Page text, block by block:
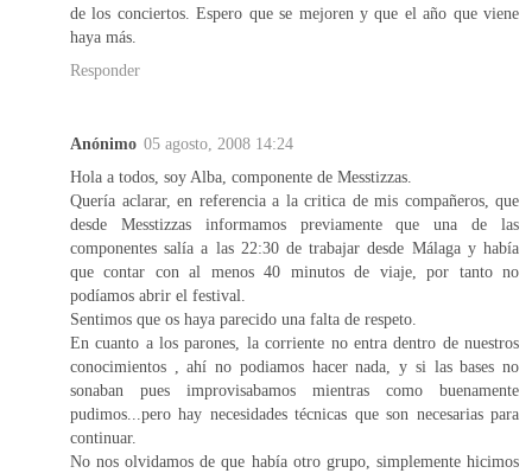
de los conciertos. Espero que se mejoren y que el año que viene
haya más.
Responder
Anónimo 05 agosto, 2008 14:24
Hola a todos, soy Alba, componente de Messtizzas.
Quería aclarar, en referencia a la critica de mis compañeros, que
desde Messtizzas informamos previamente que una de las
componentes salía a las 22:30 de trabajar desde Málaga y había
que contar con al menos 40 minutos de viaje, por tanto no
podíamos abrir el festival.
Sentimos que os haya parecido una falta de respeto.
En cuanto a los parones, la corriente no entra dentro de nuestros
conocimientos , ahí no podiamos hacer nada, y si las bases no
sonaban pues improvisabamos mientras como buenamente
pudimos...pero hay necesidades técnicas que son necesarias para
continuar.
No nos olvidamos de que había otro grupo, simplemente hicimos